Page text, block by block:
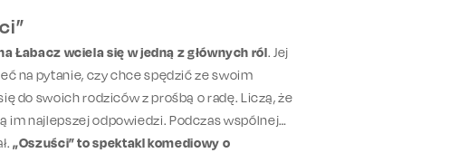
Łabacz wciela się w jedną z głównych ról. Jej
na pytanie, czy chce spędzić ze swoim
do swoich rodziców z prośbą o radę. Liczą, że
im najlepszej odpowiedzi. Podczas wspólnej
„Oszuści” to spektakl komediowy o